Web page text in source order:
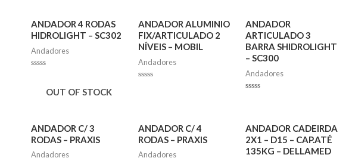
5
5
ANDADOR 4 RODAS
HIDROLIGHT – SC302
Andadores
ANDADOR ALUMINIO
FIX/ARTICULADO 2
NÍVEIS – MOBIL
Andadores
ANDADOR
ARTICULADO 3
BARRA SHIDROLIGHT
– SC300
Andadores
5
OUT OF STOCK
ANDADOR C/ 3
RODAS – PRAXIS
Andadores
ANDADOR C/ 4
RODAS – PRAXIS
Andadores
ANDADOR CADEIRDA
2X1 – D15 – CAP.ATÉ
135KG – DELLAMED